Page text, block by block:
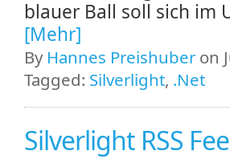
blauer Ball soll sich im
[Mehr]
By Hannes Preishuber on
Tagged: Silverlight, .Net
Silverlight RSS